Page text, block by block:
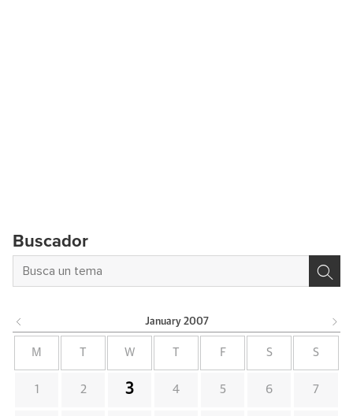
Buscador
January 2007
M W F S S
1 2 3 4 5 6 7